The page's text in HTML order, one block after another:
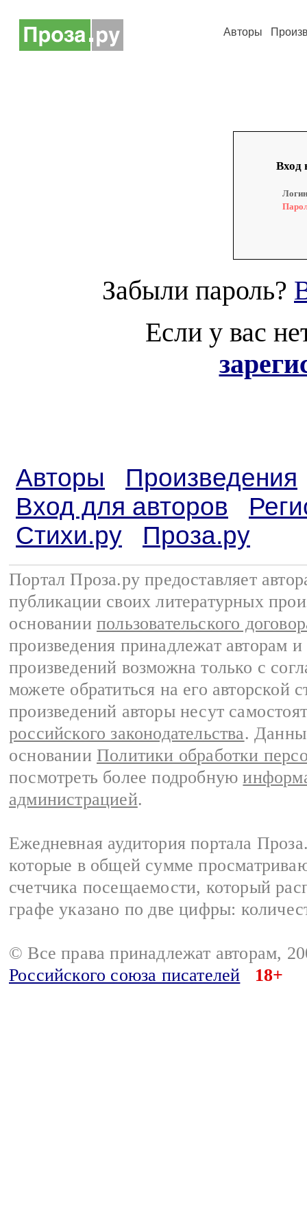
Авторы
Вход
Забыли пароль?
Если у вас
Авторы
Произведения
Вход для авторов
Стихи.ру
Проза.ру
Портал Проза.ру предоставляет
публикации своих литературных
основании пользовательского
произведения принадлежат авторам
произведений возможна только с
можете обратиться на его авторской
произведений авторы несут
российского законодательства.
основании Политики обработки
посмотреть более подробную
администрацией.
Ежедневная аудитория портала
которые в общей сумме
счетчика посещаемости, который
графе указано по две цифры:
© Все права принадлежат авторам,
Российского союза писателей
18+